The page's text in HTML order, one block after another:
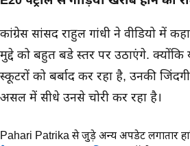
कांग्रेस सांसद राहुल गांधी ने वीडियो में
मुद्दे को बहुत बडे स्तर पर उठाएंगे. क्योंकि
स्कूटरों को बर्बाद कर रहा है, उनकी
असल में सीधे उनसे चोरी कर रहा है।
Pahari Patrika से जुड़े अन्य अपडेट लगातार